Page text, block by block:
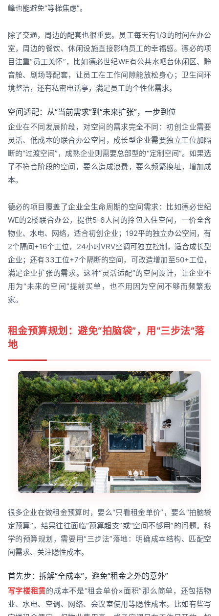
峰也能避免“等梯焦虑”。
除了交通，周边的配套也很重要。员工每天有1/3的时间在办公
室，周边的餐饮、休闲设施直接影响员工的幸福感。德必的项
目注重“员工关怀”，比如德必世纪WE有公共水吧台休闲区、静
音舱、剧场等配套，让员工在工作间隙能放松身心；卫生间环
境整洁，还有私密电话亭，满足员工的个性化需求。
空间适配：从“当前需求”到“未来扩张”，一步到位
企业在不同发展阶段，对空间的需求完全不同：初创企业需要
灵活、低成本的联合办公空间，成长型企业需要独立工位加隔
断的“过渡空间”，成熟企业则需要总部型的“定制空间”。如果选
了不符合阶段的空间，要么造成浪费，要么频繁换址，增加成
本。
德必的项目覆盖了企业全生命周期的空间需求：比如德必世纪
WE的2楼联合办公，提供5-6人间的拎包入住空间，一价全含
物业、水电、网络，适合初创企业；192平的独立办公空间，有
2个隔间+16个工位，24小时VRV空调可独立控制，适合成长型
企业；还有33工位+7个隔断的空间，可改造增加至50+工位，
满足企业扩张的需求。这种“灵活适配”的空间设计，让企业不
用为“未来的空间”提前买单，也不用因为空间不够而频繁搬
家。
租金预算规划：避免“拍脑袋”，用“三步法”落
地
很多企业在做租金预算时，要么“只看租金单价”，要么“拍脑袋
定预算”，结果往往面临“预算超支”或“空间不够用”的问题。科
学的预算规划，需要用“三步法”落地：明确成本结构、匹配空
间需求、关注隐性成本。
首先步：拆解“全成本”，避免“租金之外的意外”
写字楼租赁的成本不是“租金单价×面积”那么简单，还包括物
业、水电、空调、网络、会议室使用等隐性成本。比如有些写